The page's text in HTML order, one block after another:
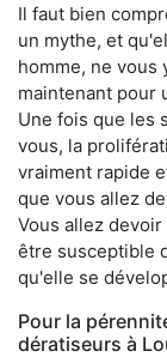
Il faut bien
un mythe, et
homme, ne vous
maintenant pour
Une fois que les
vous, la
vraiment rapide
que vous allez
Vous allez
être susceptible
qu'elle se
Pour la
dératiseurs à